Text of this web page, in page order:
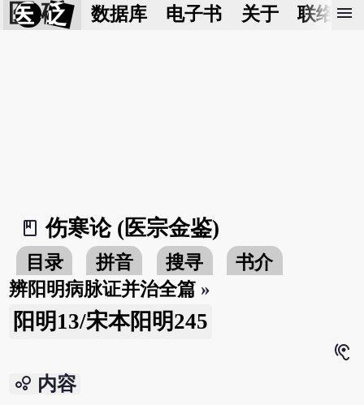
医 砭 数据库 电子书 关于 联络我
menu
book_2
伤寒论 (医宗金鉴)
目录 拼音 搜寻
书介
辨阳明病脉证并治全篇 »
阳明13/宋本阳明245
hearing
bubble_chart 内容